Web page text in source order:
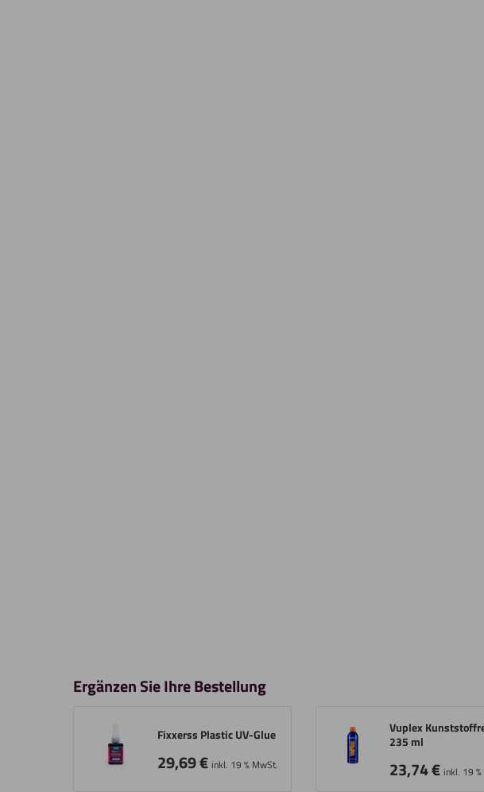
Ergänzen Sie Ihre Bestellung
Fixxerss Plastic UV-Glue
29,69€ inkl. 19 % MwSt.
Vuplex
235 ml
23,74€ inkl. 19